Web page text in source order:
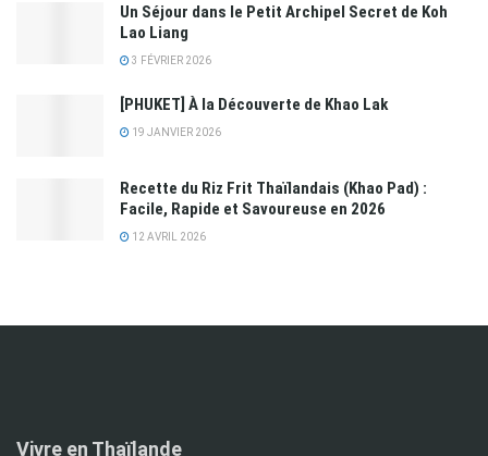
Un Séjour dans le Petit Archipel Secret de Koh
Lao Liang
3 FÉVRIER 2026
[PHUKET] À la Découverte de Khao Lak
19 JANVIER 2026
Recette du Riz Frit Thaïlandais (Khao Pad) :
Facile, Rapide et Savoureuse en 2026
12 AVRIL 2026
Vivre en Thaïlande